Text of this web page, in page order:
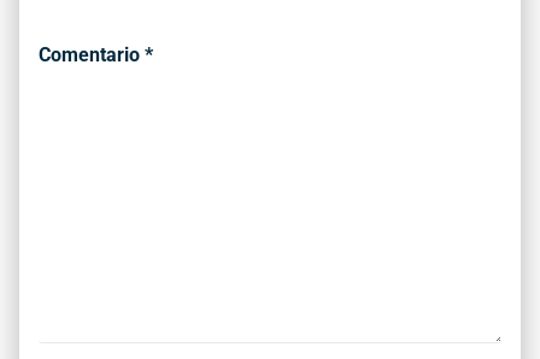
Comentario *